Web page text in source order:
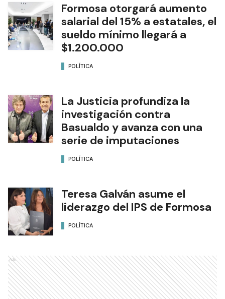
Formosa otorgará aumento
salarial del 15% a estatales, el
sueldo mínimo llegará a
$1.200.000
POLÍTICA
La Justicia profundiza la
investigación contra
Basualdo y avanza con una
serie de imputaciones
POLÍTICA
Teresa Galván asume el
liderazgo del IPS de Formosa
POLÍTICA
Ads